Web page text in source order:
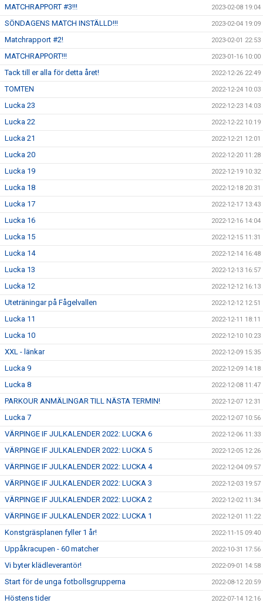
MATCHRAPPORT #3!!! 2023-02-08 19:04
SÖNDAGENS MATCH INSTÄLLD!!! 2023-02-04 19:09
Matchrapport #2! 2023-02-01 22:53
MATCHRAPPORT!!! 2023-01-16 10:00
Tack till er alla för detta året! 2022-12-26 22:49
TOMTEN 2022-12-24 10:03
Lucka 23 2022-12-23 14:03
Lucka 22 2022-12-22 10:19
Lucka 21 2022-12-21 12:01
Lucka 20 2022-12-20 11:28
Lucka 19 2022-12-19 10:32
Lucka 18 2022-12-18 20:31
Lucka 17 2022-12-17 13:43
Lucka 16 2022-12-16 14:04
Lucka 15 2022-12-15 11:31
Lucka 14 2022-12-14 16:48
Lucka 13 2022-12-13 16:57
Lucka 12 2022-12-12 16:13
Uteträningar på Fågelvallen 2022-12-12 12:51
Lucka 11 2022-12-11 18:11
Lucka 10 2022-12-10 10:23
XXL - länkar 2022-12-09 15:35
Lucka 9 2022-12-09 14:18
Lucka 8 2022-12-08 11:47
PARKOUR ANMÄLINGAR TILL NÄSTA TERMIN! 2022-12-07 12:31
Lucka 7 2022-12-07 10:56
VÄRPINGE IF JULKALENDER 2022: LUCKA 6 2022-12-06 11:33
VÄRPINGE IF JULKALENDER 2022: LUCKA 5 2022-12-05 12:26
VÄRPINGE IF JULKALENDER 2022: LUCKA 4 2022-12-04 09:57
VÄRPINGE IF JULKALENDER 2022: LUCKA 3 2022-12-03 19:57
VÄRPINGE IF JULKALENDER 2022: LUCKA 2 2022-12-02 11:34
VÄRPINGE IF JULKALENDER 2022: LUCKA 1 2022-12-01 11:22
Konstgräsplanen fyller 1 år! 2022-11-15 09:40
Uppåkracupen - 60 matcher 2022-10-31 17:56
Vi byter klädleverantör! 2022-09-01 14:58
Start för de unga fotbollsgrupperna 2022-08-12 20:59
Höstens tider 2022-07-14 12:16